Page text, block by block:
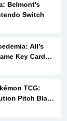
Belmont's
Switch
All’s
Key Card
TCG:
Pitch Black
Pack